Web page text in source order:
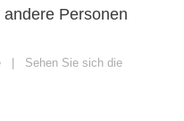
Personen
| Sehen Sie sich die